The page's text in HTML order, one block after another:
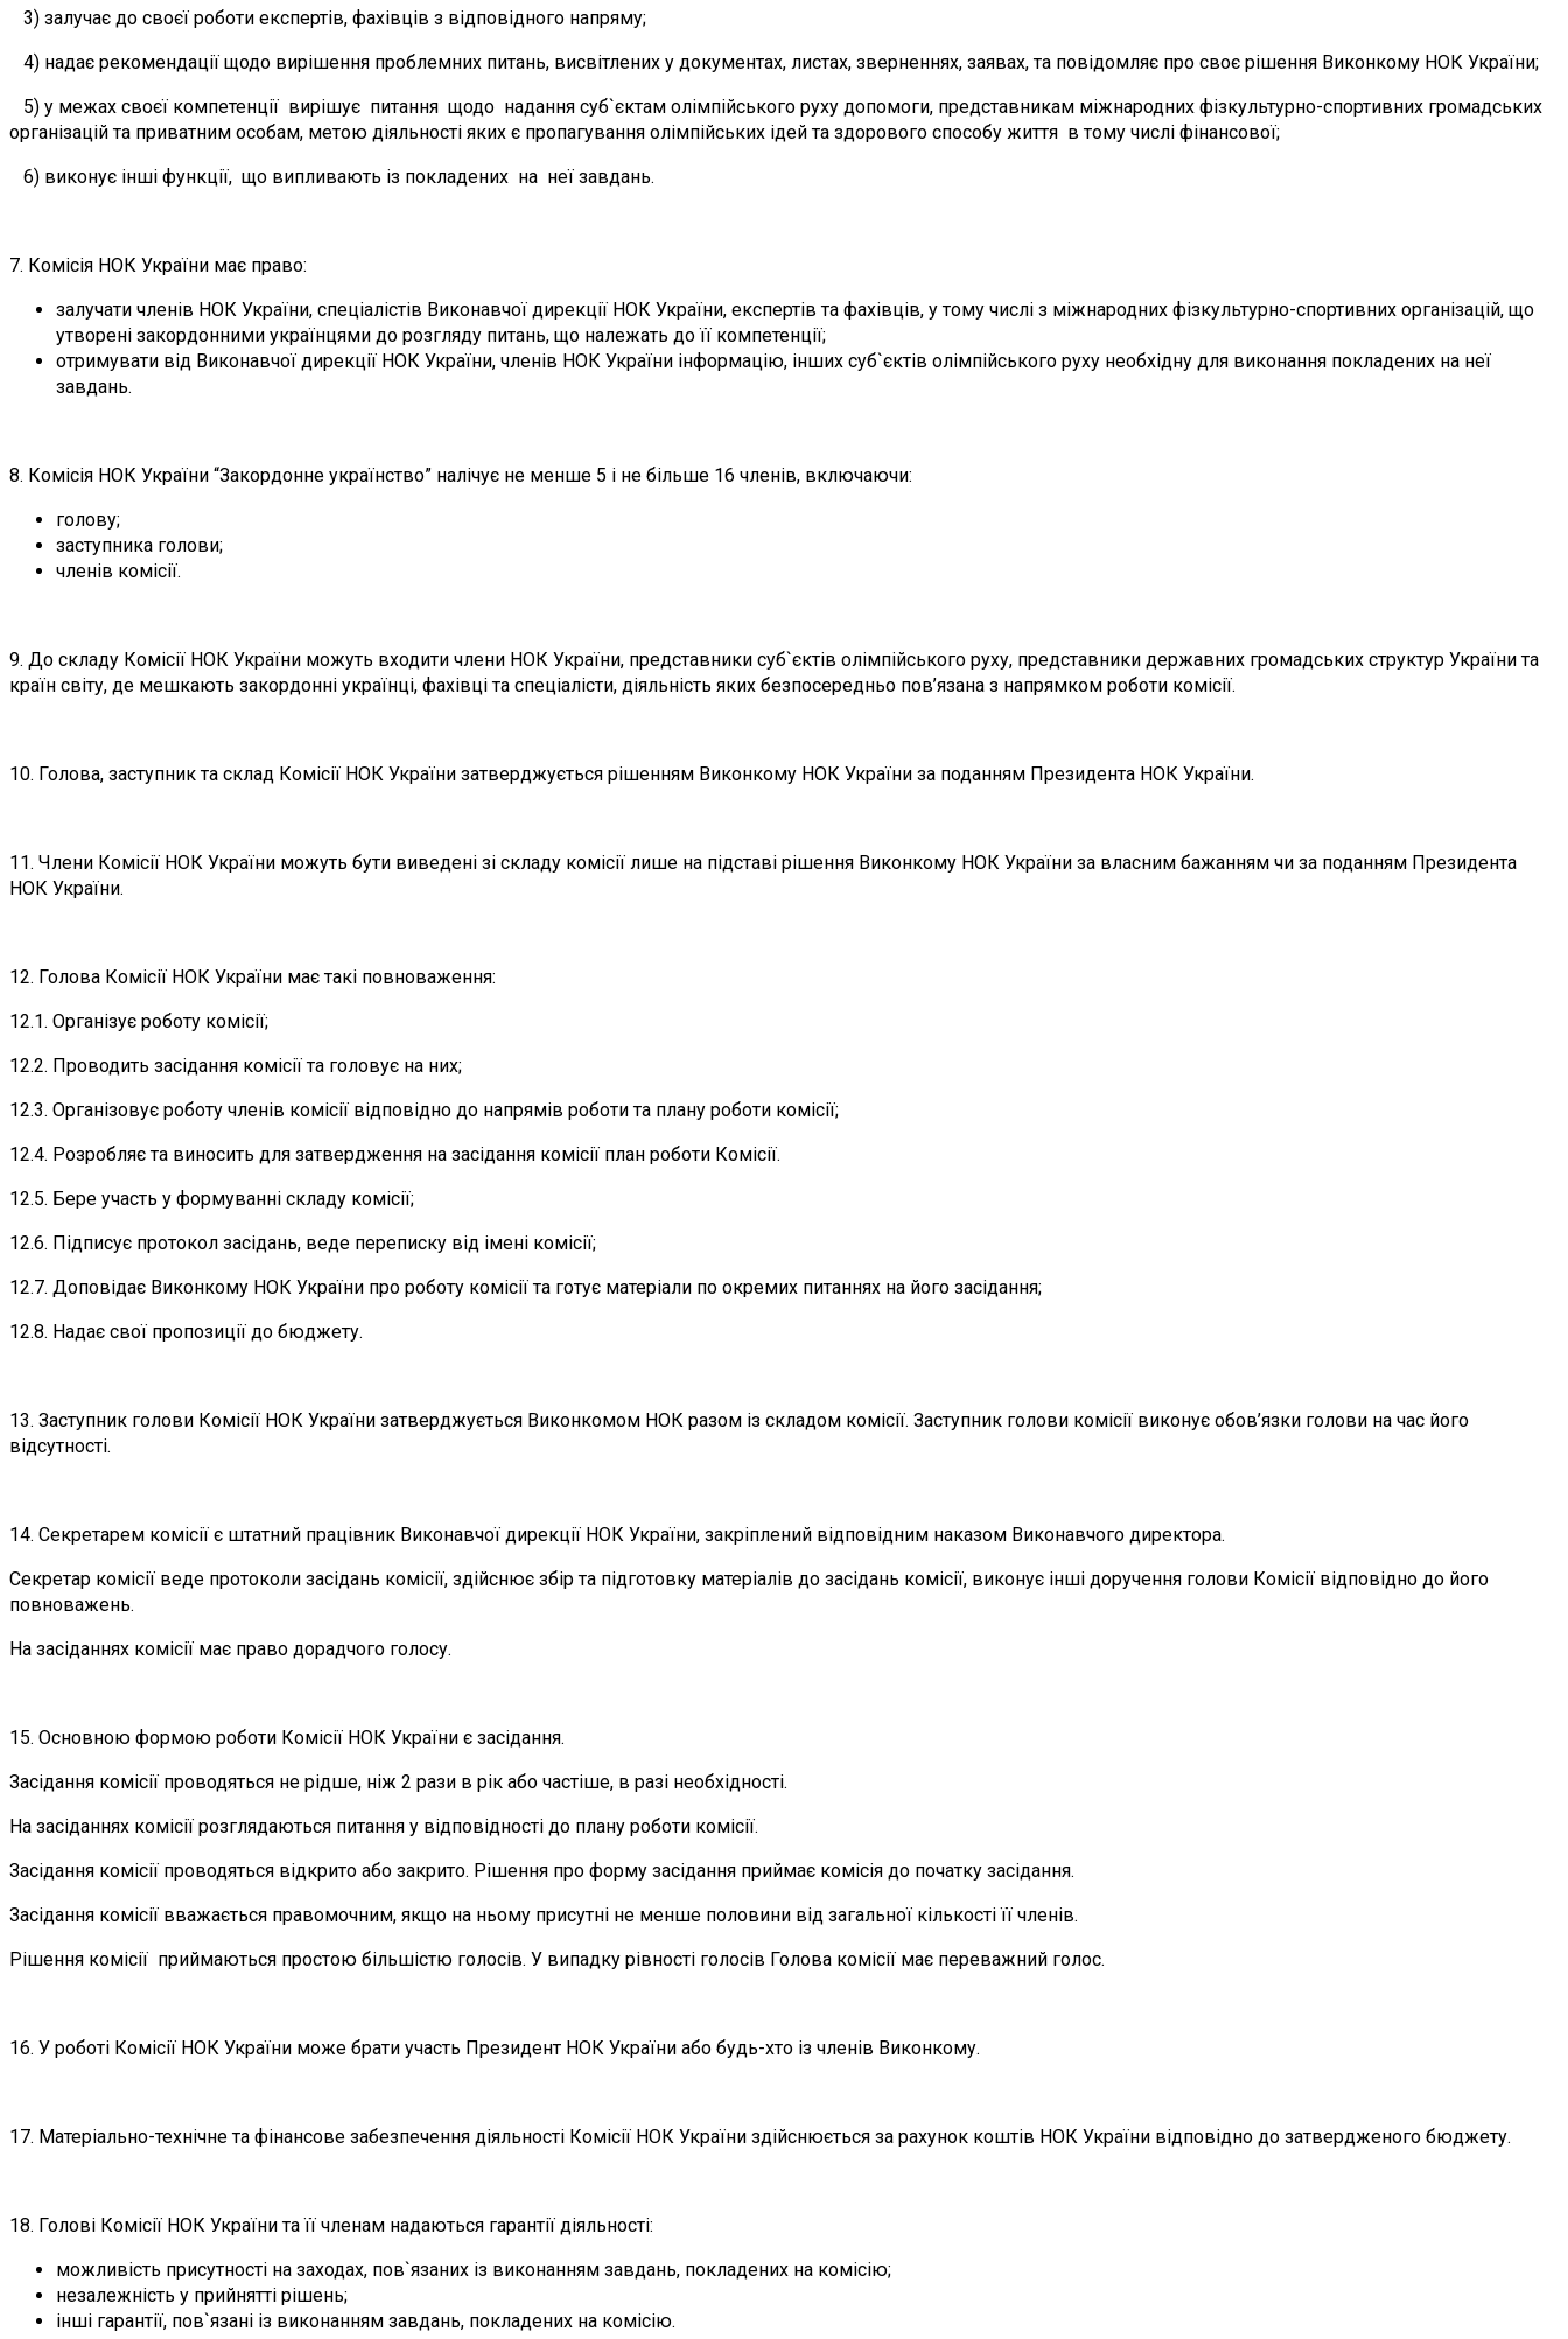
3) залучає до своєї роботи експертів, фахівців з відповідного напряму;
4) надає рекомендації щодо вирішення проблемних питань, висвітлених у документах, листах, зверненнях, заявах, та повідомляє про своє рішення Виконкому НОК України;
5) у межах своєї компетенції вирішує питання щодо надання суб`єктам олімпійського руху допомоги, представникам міжнародних фізкультурно-спортивних громадських
організацій та приватним особам, метою діяльності яких є пропагування олімпійських ідей та здорового способу життя в тому числі фінансової;
6) виконує інші функції, що випливають із покладених на неї завдань.
7. Комісія НОК України має право:
залучати членів НОК України, спеціалістів Виконавчої дирекції НОК України, експертів та фахівців, у тому числі з міжнародних фізкультурно-спортивних організацій, що
утворені закордонними українцями до розгляду питань, що належать до її компетенції;
отримувати від Виконавчої дирекції НОК України, членів НОК України інформацію, інших суб`єктів олімпійського руху необхідну для виконання покладених на неї
завдань.
8. Комісія НОК України “Закордонне українство” налічує не менше 5 і не більше 16 членів, включаючи:
голову;
заступника голови;
членів комісії.
9. До складу Комісії НОК України можуть входити члени НОК України, представники суб`єктів олімпійського руху, представники державних громадських структур України та
країн світу, де мешкають закордонні українці, фахівці та спеціалісти, діяльність яких безпосередньо пов’язана з напрямком роботи комісії.
10. Голова, заступник та склад Комісії НОК України затверджується рішенням Виконкому НОК України за поданням Президента НОК України.
11. Члени Комісії НОК України можуть бути виведені зі складу комісії лише на підставі рішення Виконкому НОК України за власним бажанням чи за поданням Президента
НОК України.
12. Голова Комісії НОК України має такі повноваження:
12.1. Організує роботу комісії;
12.2. Проводить засідання комісії та головує на них;
12.3. Організовує роботу членів комісії відповідно до напрямів роботи та плану роботи комісії;
12.4. Розробляє та виносить для затвердження на засідання комісії план роботи Комісії.
12.5. Бере участь у формуванні складу комісії;
12.6. Підписує протокол засідань, веде переписку від імені комісії;
12.7. Доповідає Виконкому НОК України про роботу комісії та готує матеріали по окремих питаннях на його засідання;
12.8. Надає свої пропозиції до бюджету.
13. Заступник голови Комісії НОК України затверджується Виконкомом НОК разом із складом комісії. Заступник голови комісії виконує обов’язки голови на час його
відсутності.
14. Секретарем комісії є штатний працівник Виконавчої дирекції НОК України, закріплений відповідним наказом Виконавчого директора.
Секретар комісії веде протоколи засідань комісії, здійснює збір та підготовку матеріалів до засідань комісії, виконує інші доручення голови Комісії відповідно до його
повноважень.
На засіданнях комісії має право дорадчого голосу.
15. Основною формою роботи Комісії НОК України є засідання.
Засідання комісії проводяться не рідше, ніж 2 рази в рік або частіше, в разі необхідності.
На засіданнях комісії розглядаються питання у відповідності до плану роботи комісії.
Засідання комісії проводяться відкрито або закрито. Рішення про форму засідання приймає комісія до початку засідання.
Засідання комісії вважається правомочним, якщо на ньому присутні не менше половини від загальної кількості її членів.
Рішення комісії приймаються простою більшістю голосів. У випадку рівності голосів Голова комісії має переважний голос.
16. У роботі Комісії НОК України може брати участь Президент НОК України або будь-хто із членів Виконкому.
17. Матеріально-технічне та фінансове забезпечення діяльності Комісії НОК України здійснюється за рахунок коштів НОК України відповідно до затвердженого бюджету.
18. Голові Комісії НОК України та її членам надаються гарантії діяльності:
можливість присутності на заходах, пов`язаних із виконанням завдань, покладених на комісію;
незалежність у прийнятті рішень;
інші гарантії, пов`язані із виконанням завдань, покладених на комісію.